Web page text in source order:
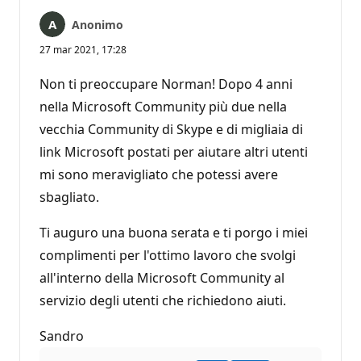
Anonimo
27 mar 2021, 17:28
Non ti preoccupare Norman! Dopo 4 anni
nella Microsoft Community più due nella
vecchia Community di Skype e di migliaia di
link Microsoft postati per aiutare altri utenti
mi sono meravigliato che potessi avere
sbagliato.
Ti auguro una buona serata e ti porgo i miei
complimenti per l'ottimo lavoro che svolgi
all'interno della Microsoft Community al
servizio degli utenti che richiedono aiuti.
Sandro